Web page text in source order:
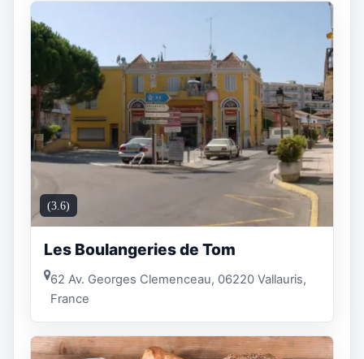
(3.6)
Les Boulangeries de Tom
62 Av. Georges Clemenceau, 06220 Vallauris,
France